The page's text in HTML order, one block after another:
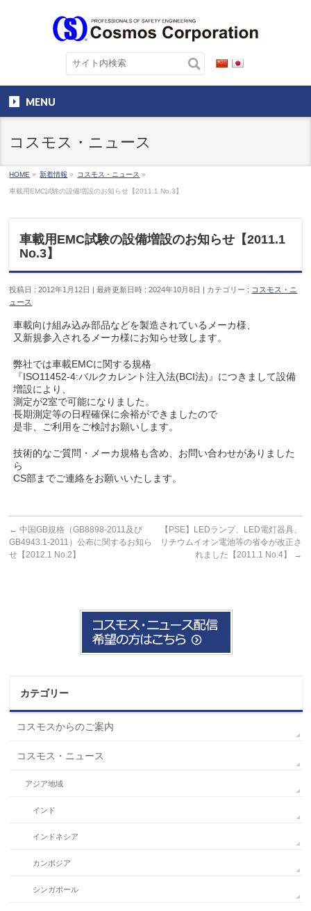
MENU
コスモス・ニュース
HOME » 新着情報 » コスモス・ニュース »
車載用EMC試験の設備増設のお知らせ【2011.1 No.3】
車載用EMC試験の設備増設のお知らせ【2011.1
No.3】
投稿日 : 2012年1月12日 最終更新日時 : 2024年10月8日 カテゴリー : コスモス・ニ
ュース
車載向け組み込み部品などを製造されているメーカ様、
又新規参入されるメーカ様にお知らせ致します。
弊社では車載EMCに関する規格
『ISO11452-4:バルクカレント注入法(BCI法)』につきまして設備
増設により、
測定が2室で可能になりました。
長期測定等の日程確保に余裕ができましたので
是非、ご利用をご検討お願いします。
技術的なご質問・メーカ規格も含め、お問い合わせがありました
ら
CS部までご連絡をお願いいたします。
← 中国GB規格（GB8898-2011及び
GB4943.1-2011）公布に関するお知ら
せ【2012.1 No.2】
【PSE】LEDランプ、LED電灯器具、
リチウムイオン電池等の省令が改正さ
れました【2011.1 No.4】
→
カテゴリー
コスモスからのご案内
コスモス・ニュース
アジア地域
インド
インドネシア
カンボジア
シンガポール